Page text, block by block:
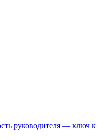
руководителя — ключ к